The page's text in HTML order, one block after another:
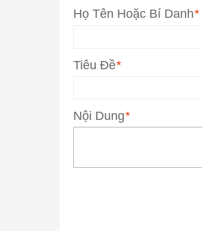
*
Họ Tên Hoặc Bí Danh
*
Tiêu Đề
*
Nội Dung